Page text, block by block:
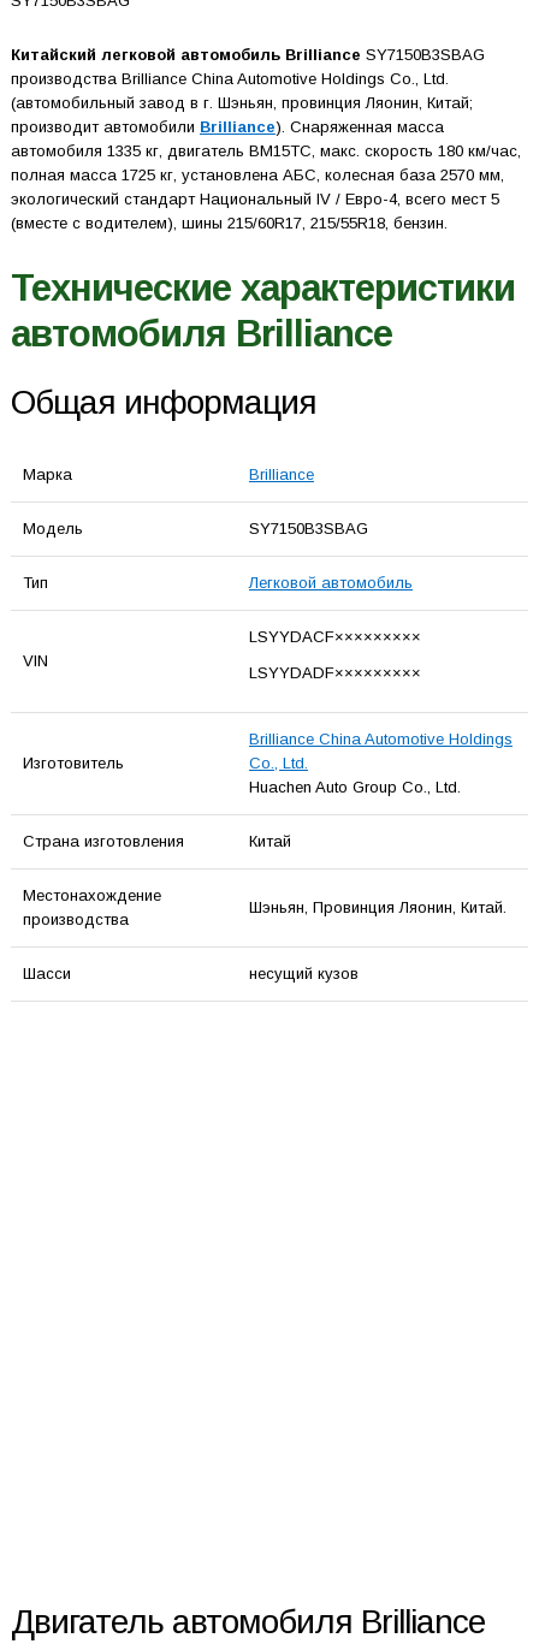
Китайский легковой автомобиль Brilliance SY7150B3SBAG
производства Brilliance China Automotive Holdings Co., Ltd.
(автомобильный завод в г. Шэньян, провинция Ляонин, Китай;
производит автомобили Brilliance). Снаряженная масса
автомобиля 1335 кг, двигатель BM15TC, макс. скорость 180 км/час,
полная масса 1725 кг, установлена АБС, колесная база 2570 мм,
экологический стандарт Национальный IV / Евро-4, всего мест 5
(вместе с водителем), шины 215/60R17, 215/55R18, бензин.
Технические характеристики
автомобиля Brilliance
Общая информация
Марка Brilliance
Модель SY7150B3SBAG
Тип Легковой автомобиль
VIN
LSYYDACF×××××××××
LSYYDADF×××××××××
Изготовитель
Brilliance China Automotive Holdings
Co., Ltd.
Huachen Auto Group Co., Ltd.
Страна изготовления Китай
Местонахождение
производства
Шэньян, Провинция Ляонин, Китай.
Шасси несущий кузов
Двигатель автомобиля Brilliance